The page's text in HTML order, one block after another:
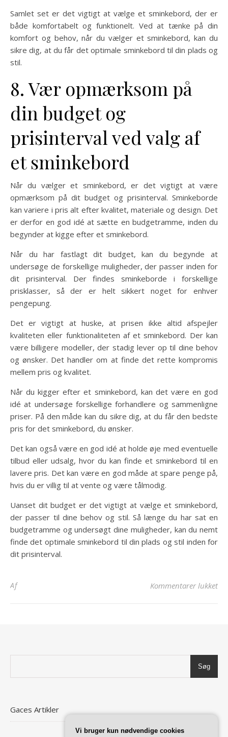
Samlet set er det vigtigt at vælge et sminkebord, der er
både komfortabelt og funktionelt. Ved at tænke på din
komfort og behov, når du vælger et sminkebord, kan du
sikre dig, at du får det optimale sminkebord til din plads og
stil.
8. Vær opmærksom på
din budget og
prisinterval ved valg af
et sminkebord
Når du vælger et sminkebord, er det vigtigt at være
opmærksom på dit budget og prisinterval. Sminkeborde
kan variere i pris alt efter kvalitet, materiale og design. Det
er derfor en god idé at sætte en budgetramme, inden du
begynder at kigge efter et sminkebord.
Når du har fastlagt dit budget, kan du begynde at
undersøge de forskellige muligheder, der passer inden for
dit prisinterval. Der findes sminkeborde i forskellige
prisklasser, så der er helt sikkert noget for enhver
pengepung.
Det er vigtigt at huske, at prisen ikke altid afspejler
kvaliteten eller funktionaliteten af et sminkebord. Der kan
være billigere modeller, der stadig lever op til dine behov
og ønsker. Det handler om at finde det rette kompromis
mellem pris og kvalitet.
Når du kigger efter et sminkebord, kan det være en god
idé at undersøge forskellige forhandlere og sammenligne
priser. På den måde kan du sikre dig, at du får den bedste
pris for det sminkebord, du ønsker.
Det kan også være en god idé at holde øje med eventuelle
tilbud eller udsalg, hvor du kan finde et sminkebord til en
lavere pris. Det kan være en god måde at spare penge på,
hvis du er villig til at vente og være tålmodig.
Uanset dit budget er det vigtigt at vælge et sminkebord,
der passer til dine behov og stil. Så længe du har sat en
budgetramme og undersøgt dine muligheder, kan du nemt
finde det optimale sminkebord til din plads og stil inden for
dit prisinterval.
Af Kommentarer lukkettil
Søg
Gaces Artikler
Vi bruger kun nødvendige cookies